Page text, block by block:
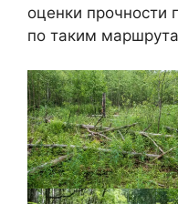
оценки прочности
по таким